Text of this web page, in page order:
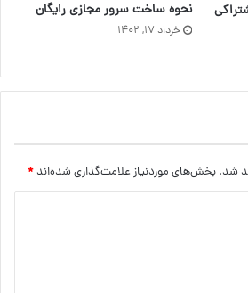
نحوه ساخت سرور مجازی رایگان
خرداد ۱۷, ۱۴۰۲
شد. بخش‌های موردنیاز علامت‌گذاری شده‌اند *